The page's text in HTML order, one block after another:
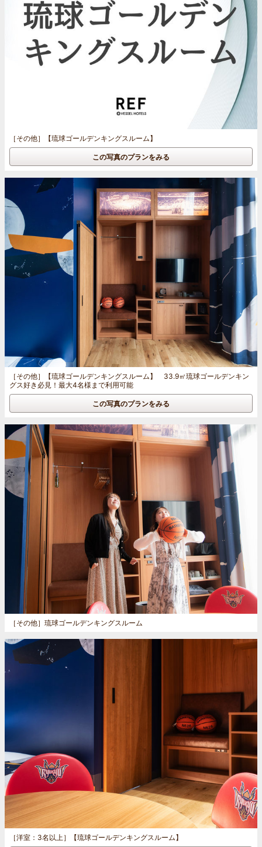
［その他］ 【琉球ゴールデンキングスルーム】
この写真のプランをみる
［その他］
【琉球ゴールデンキングスルーム】 33.9㎡琉球ゴールデンキン
グス好き必見！最大4名様まで利用可能
この写真のプランをみる
［その他］ 琉球ゴールデンキングスルーム
［洋室：3名以上］ 【琉球ゴールデンキングスルーム】